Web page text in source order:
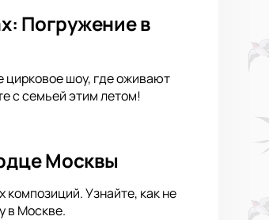
Погружение в
цирковое шоу, где оживают
с семьей этим летом!
Москвы
Узнайте, как не
в Москве.